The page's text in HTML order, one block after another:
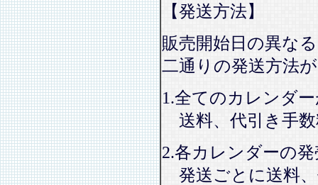
【発送方法】
販売開始日の異な
二通りの発送方法
1.全てのカレンダ
送料、代引き手
2.各カレンダーの
発送ごとに送料